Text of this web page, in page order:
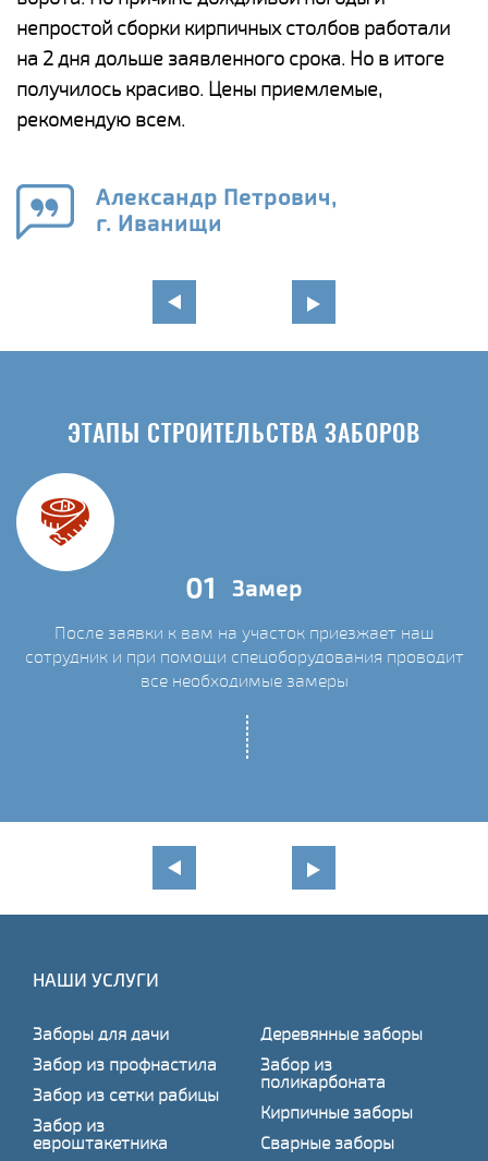
непростой сборки кирпичных столбов работали
на 2 дня дольше заявленного срока. Но в итоге
получилось красиво. Цены приемлемые,
рекомендую всем.
Александр Петрович,
г. Иванищи
ЭТАПЫ СТРОИТЕЛЬСТВА ЗАБОРОВ
01 Замер
После заявки к вам на участок приезжает наш
сотрудник и при помощи спецоборудования проводит
все необходимые замеры
НАШИ УСЛУГИ
Заборы для дачи
Забор из профнастила
Забор из сетки рабицы
Забор из
евроштакетника
Деревянные заборы
Забор из
поликарбоната
Кирпичные заборы
Сварные заборы